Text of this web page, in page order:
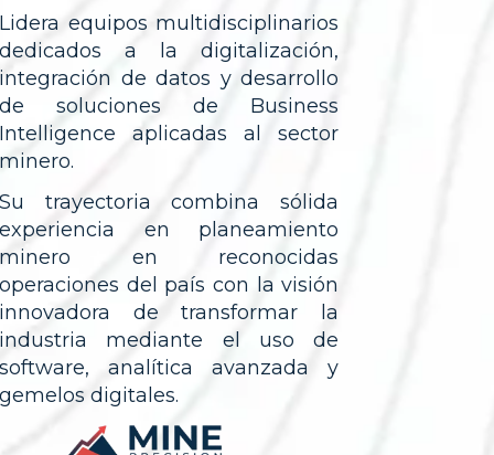
Lidera equipos multidisciplinarios
dedicados a la digitalización,
integración de datos y desarrollo
de soluciones de Business
Intelligence aplicadas al sector
minero.
Su trayectoria combina sólida
experiencia en planeamiento
minero en reconocidas
operaciones del país con la visión
innovadora de transformar la
industria mediante el uso de
software, analítica avanzada y
gemelos digitales.